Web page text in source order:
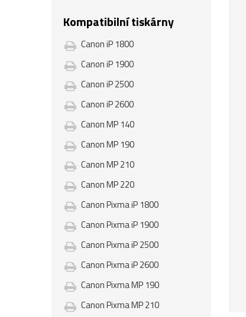
Kompatibilní tiskárny
Canon iP 1800
Canon iP 1900
Canon iP 2500
Canon iP 2600
Canon MP 140
Canon MP 190
Canon MP 210
Canon MP 220
Canon Pixma iP 1800
Canon Pixma iP 1900
Canon Pixma iP 2500
Canon Pixma iP 2600
Canon Pixma MP 190
Canon Pixma MP 210